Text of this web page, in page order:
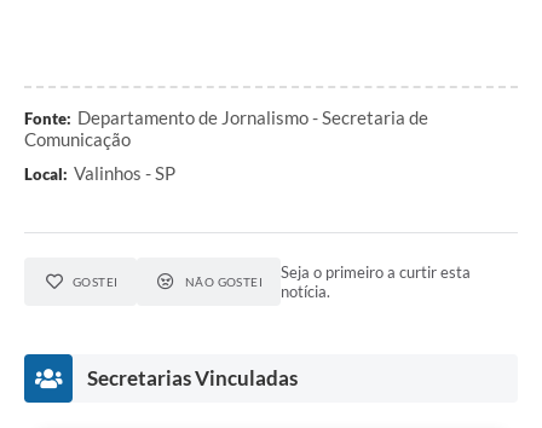
Fonte: Departamento de Jornalismo - Secretaria de
Comunicação
Local: Valinhos - SP
GOSTEI NÃO GOSTEI
Seja o primeiro a curtir esta
notícia.
Secretarias Vinculadas